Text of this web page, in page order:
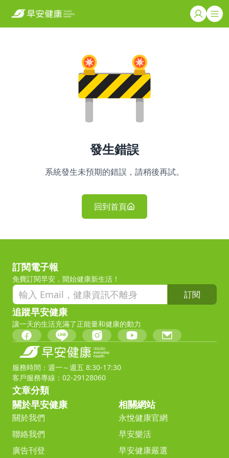
發生錯誤
系統發生未預期的錯誤，請稍後再試。
回到首頁
訂閱電子報
免費訂閱早安，開始健康新生活！
訂閱
追蹤早安健康
讓一天的生活充滿了正能量和健康的動力
服務時間：週一～週五 8:30-17:30
客戶服務專線：02-29128060
文章分類
關於早安健康
關於我們
聯絡我們
廣告刊登
相關網站
永悅健康官網
早安樂活
早安健康嚴選